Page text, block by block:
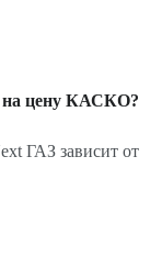
на цену КАСКО?
ГАЗ зависит от